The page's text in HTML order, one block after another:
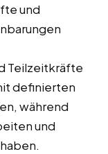
und
Teilzeitkräfte
definierten
während
und